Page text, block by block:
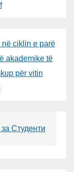
në ciklin e parë
akademike të
për vitin
Студенти